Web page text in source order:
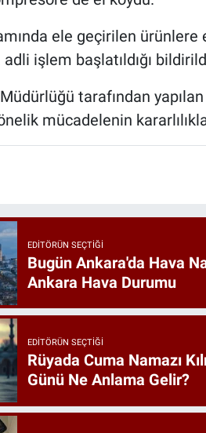
ele geçirilen ürünlere
işlem başlatıldığı
tarafından
mücadelenin
EDITÖRÜN SEÇTIĞI
Bugün Ankara'da Hava
Ankara Hava Durumu
EDITÖRÜN SEÇTIĞI
Rüyada Cuma Namazı
Günü Ne Anlama Gelir?